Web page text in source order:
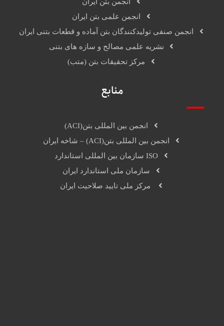
انجمن بتن ایران
انجمن علمی بتن ایران
انجمن صنفی تولیدکنندگان بتن آماده و قطعات بتنی ایران
نشریه علمی مصالح و سازه های بتنی
مرکز تحقیقات بتن (متب)
منابع
انجمن بین المللی بتن(ACI)
انجمن بین المللی بتن(ACI) – شاخه ایران
ISO سازمان بین المللی استاندارد
سازمان ملی استاندارد ایران
مرکز ملی تایید صلاحیت ایران